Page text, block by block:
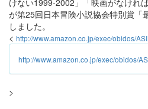
けない1999-2002」「映画がなけれ
が第25回日本冒険小説協会特別賞「
しました。
< http://www.amazon.co.jp/exec/obidos/
http://www.amazon.co.jp/exec/obidos/
>